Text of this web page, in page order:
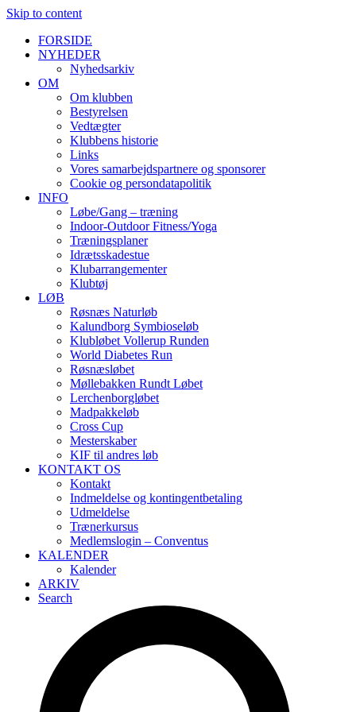
Skip to content
FORSIDE
NYHEDER
Nyhedsarkiv
OM
Om klubben
Bestyrelsen
Vedtægter
Klubbens historie
Links
Vores samarbejdspartnere og sponsorer
Cookie og persondatapolitik
INFO
Løbe/Gang – træning
Indoor-Outdoor Fitness/Yoga
Træningsplaner
Idrætsskadestue
Klubarrangementer
Klubtøj
LØB
Røsnæs Naturløb
Kalundborg Symbioseløb
Klubløbet Vollerup Runden
World Diabetes Run
Røsnæsløbet
Møllebakken Rundt Løbet
Lerchenborgløbet
Madpakkeløb
Cross Cup
Mesterskaber
KIF til andres løb
KONTAKT OS
Kontakt
Indmeldelse og kontingentbetaling
Udmeldelse
Trænerkursus
Medlemslogin – Conventus
KALENDER
Kalender
ARKIV
Search